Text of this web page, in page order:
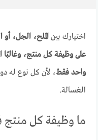
اختيارك بينالملح، الجل،
على وظيفة كل منتج،
واحد فقط، لأن كل نوع له
الغسالة.
ما وظيفة كل منتج